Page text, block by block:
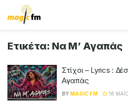
Ετικέτα: Να Μ’ Αγαπάς
Στίχοι – Lyrics :
Αγαπάς
BY MAGIC FM 18